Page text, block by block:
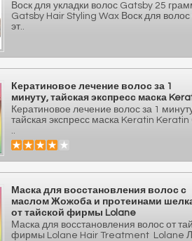
Воск для укладки волос Gatsby 25
Gatsby Hair Styling Wax Воск для
эт..
Кератиновое лечение волос за 1
минуту, тайская экспресс маска
Кератиновое лечение волос за 1
тайская экспресс маска Keratin
..
Маска для восстановления волос с
маслом Жожоба и протеинами
от тайской фирмы Lolane
Маска для восстановления волос от
фирмы Lolane Hair Treatment Lolane